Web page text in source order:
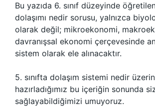
Bu yazıda 6. sınıf düzeyinde
dolaşımı nedir sorusu, yalnızca
olarak değil; mikroekonomi,
davranışsal ekonomi çerçevesinde
sistem olarak ele alınacaktır.
5. sınıfta dolaşım sistemi nedir
hazırladığımız bu içeriğin sonunda
sağlayabildiğimizi umuyoruz.